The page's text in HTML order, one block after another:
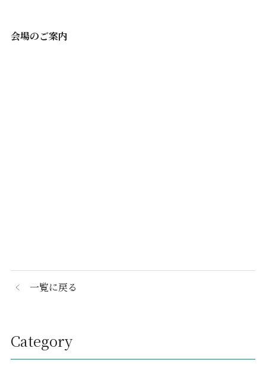
会場のご案内
一覧に戻る
Category